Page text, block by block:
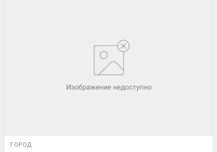
ГОРОД